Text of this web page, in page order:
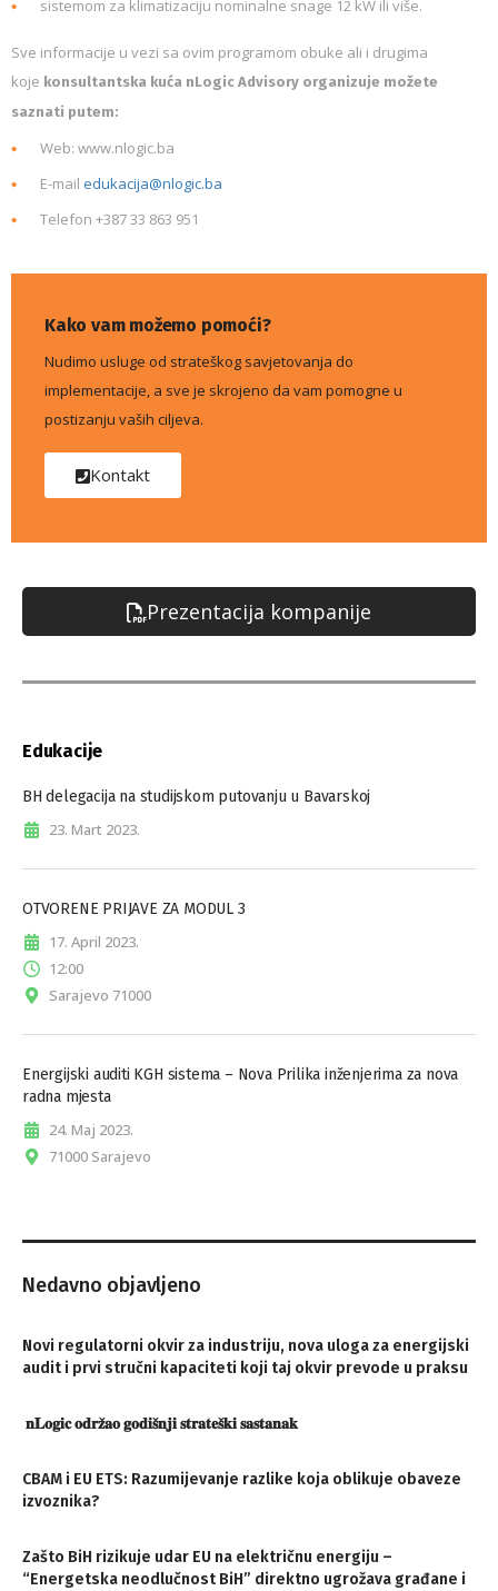
sistemom za klimatizaciju nominalne snage 12 kW ili više.
Sve informacije u vezi sa ovim programom obuke ali i drugima
koje konsultantska kuća nLogic Advisory organizuje možete
saznati putem:
Web: www.nlogic.ba
E-mail edukacija@nlogic.ba
Telefon +387 33 863 951
Kako vam možemo pomoći?
Nudimo usluge od strateškog savjetovanja do
implementacije, a sve je skrojeno da vam pomogne u
postizanju vaših ciljeva.
Kontakt
Prezentacija kompanije
Edukacije
BH delegacija na studijskom putovanju u Bavarskoj
23. Mart 2023.
OTVORENE PRIJAVE ZA MODUL 3
17. April 2023.
12:00
Sarajevo 71000
Energijski auditi KGH sistema – Nova Prilika inženjerima za nova
radna mjesta
24. Maj 2023.
71000 Sarajevo
Nedavno objavljeno
Novi regulatorni okvir za industriju, nova uloga za energijski
audit i prvi stručni kapaciteti koji taj okvir prevode u praksu
𝐧𝐋𝐨𝐠𝐢𝐜 𝐨𝐝𝐫𝐳̌𝐚𝐨 𝐠𝐨𝐝𝐢𝐬̌𝐧𝐣𝐢 𝐬𝐭𝐫𝐚𝐭𝐞𝐬̌𝐤𝐢 𝐬𝐚𝐬𝐭𝐚𝐧𝐚𝐤
CBAM i EU ETS: Razumijevanje razlike koja oblikuje obaveze
izvoznika?
Zašto BiH rizikuje udar EU na električnu energiju –
“Energetska neodlučnost BiH” direktno ugrožava građane i